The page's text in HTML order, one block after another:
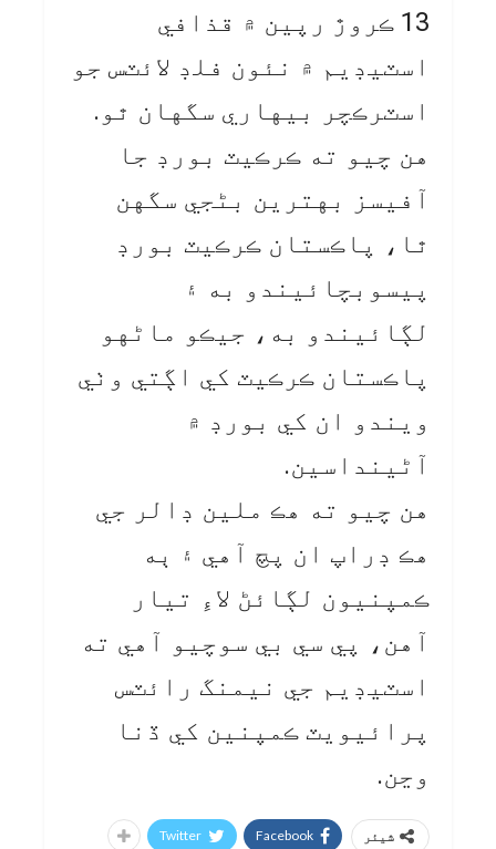
13 ڪروڙ رپين ۾ قذافي
اسٽيڊيم ۾ نئون فلڊ لائٽس جو
اسٽرڪچر بيهاري سگهان ٿو.
هن چيو ته ڪرڪيٽ بورڊ جا
آفيسز بهترين بڻجي سگهن
ٿا، پاڪستان ڪرڪيٽ بورڊ
پيسوبچائيندو به ۽
لڳائيندو به، جيڪو ماڻهو
پاڪستان ڪرڪيٽ کي اڳتي وٺي
ويندو ان کي بورڊ ۾
آڻينداسين.
هن چيو ته هڪ ملين ڊالر جي
هڪ ڊراپ ان پچ آهي ۽ ٻه
ڪمپنيون لڳائڻ لاءِ تيار
آهن، پي سي بي سوچيو آهي ته
اسٽيڊيم جي نيمنگ رائٽس
پرائيويٽ ڪمپنين کي ڏنا
وڃن.
شیئر Facebook
Twitter